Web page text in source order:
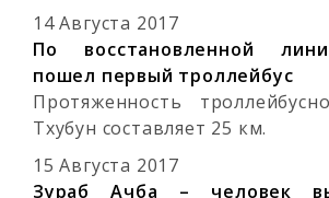
14 Августа 2017
По восстановленной
пошел первый троллейбус
Протяженность
Тхубун составляет 25 км.
15 Августа 2017
Зураб Ачба – человек